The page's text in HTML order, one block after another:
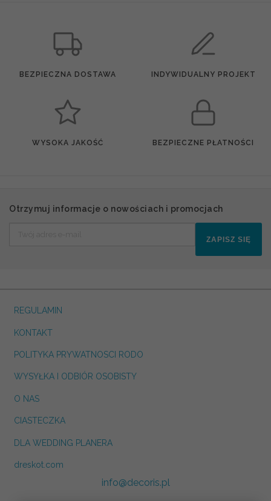
BEZPIECZNA DOSTAWA INDYWIDUALNY PROJEKT
WYSOKA JAKOŚĆ BEZPIECZNE PŁATNOŚCI
Otrzymuj informacje o nowościach i promocjach
ZAPISZ SIĘ
REGULAMIN
KONTAKT
POLITYKA PRYWATNOSCI RODO
WYSYŁKA I ODBIÓR OSOBISTY
O NAS
CIASTECZKA
DLA WEDDING PLANERA
dreskot.com
info@decoris.pl